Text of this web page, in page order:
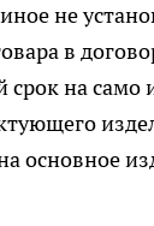
не
в
на само
основное